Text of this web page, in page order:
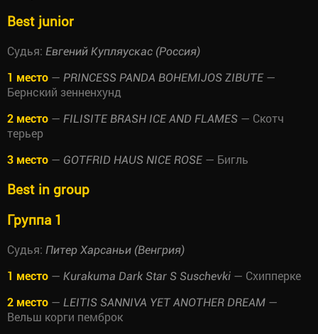
Best junior
Судья: Евгений Купляускас (Россия)
1 место — PRINCESS PANDA BOHEMIJOS ZIBUTE —
Бернский зенненхунд
2 место — FILISITE BRASH ICE AND FLAMES — Скотч
терьер
3 место — GOTFRID HAUS NICE ROSE — Бигль
Best in group
Группа 1
Судья: Питер Харсаньи (Венгрия)
1 место — Kurakuma Dark Star S Suschevki — Схипперке
2 место — LEITIS SANNIVA YET ANOTHER DREAM —
Вельш корги пемброк